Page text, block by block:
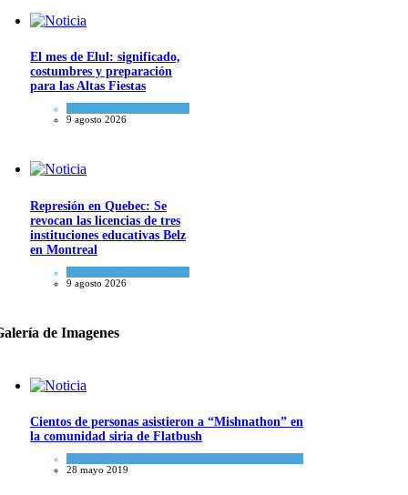
El mes de Elul: significado,
costumbres y preparación
para las Altas Fiestas
9 agosto 2026
Represión en Quebec: Se
revocan las licencias de tres
instituciones educativas Belz
en Montreal
9 agosto 2026
de Imagenes
Cientos de personas asistieron a “Mishnathon” en
la comunidad siria de Flatbush
28 mayo 2019